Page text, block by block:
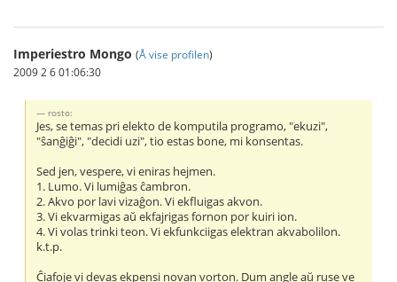
Imperiestro Mongo (Å vise profilen)
2009 2 6 01:06:30
rosto:
Jes, se temas pri elekto de komputila programo, "ekuzi",
"ŝanĝiĝi", "decidi uzi", tio estas bone, mi konsentas.
Sed jen, vespere, vi eniras hejmen.
1. Lumo. Vi lumiĝas ĉambron.
2. Akvo por lavi vizaĝon. Vi ekfluigas akvon.
3. Vi ekvarmigas aŭ ekfajrigas fornon por kuiri ion.
4. Vi volas trinki teon. Vi ekfunkciigas elektran akvabolilon.
k.t.p.
Ĉiafoje vi devas ekpensi novan vorton. Dum angle aŭ ruse ve